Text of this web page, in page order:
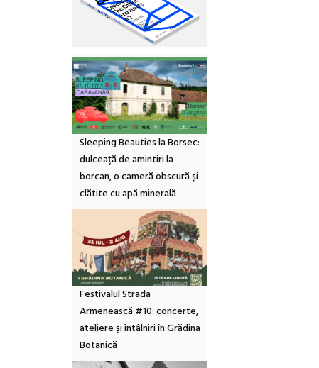
Sleeping Beauties la Borsec:
dulceață de amintiri la
borcan, o cameră obscură și
clătite cu apă minerală
Festivalul Strada
Armenească #10: concerte,
ateliere și întâlniri în Grădina
Botanică